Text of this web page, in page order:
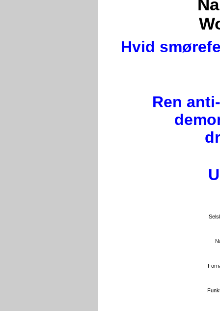
Hvid
Ren